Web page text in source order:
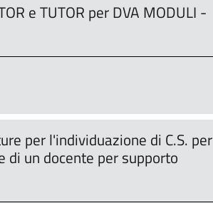
e TUTOR per DVA MODULI -
per l'individuazione di C.S. per
di un docente per supporto